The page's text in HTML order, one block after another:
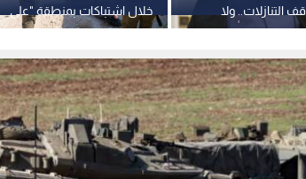
خلال اشتباكات بمنطقة "علي
الطاهر" جنوبي لبنان
التنازلات.. ولا
بين حزب الله